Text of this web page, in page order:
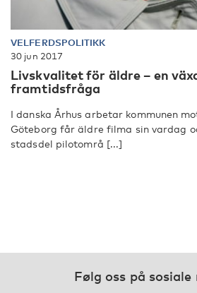
VELFERDSPOLITIKK
30 jun 2017
Livskvalitet för äldre – en
framtidsfråga
I danska Århus arbetar kommunen
Göteborg får äldre filma sin vardag
stadsdel pilotområ [...]
Følg oss på sosiale